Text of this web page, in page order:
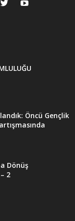
Öncü Gençlik
Dönüş
2